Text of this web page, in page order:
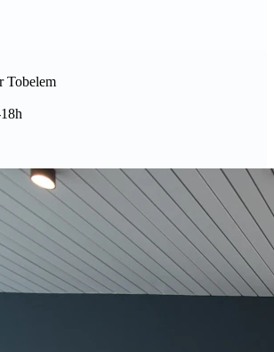
Tobelem